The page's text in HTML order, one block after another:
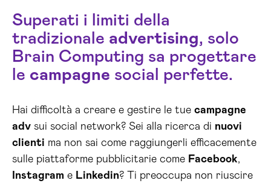
Superati i limiti della
tradizionale advertising, solo
Brain Computing sa progettare
le campagne social perfette.
Hai difficoltà a creare e gestire le tue campagne
adv sui social network? Sei alla ricerca di nuovi
clienti ma non sai come raggiungerli efficacemente
sulle piattaforme pubblicitarie come Facebook,
Instagram e Linkedin? Ti preoccupa non riuscire